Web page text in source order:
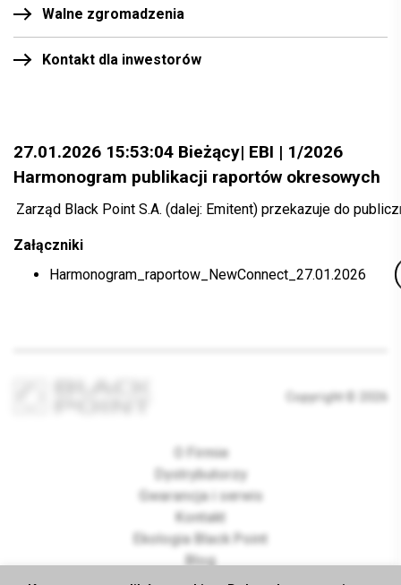
Walne zgromadzenia
Kontakt dla inwestorów
27.01.2026 15:53:04 Bieżący| EBI | 1/2026
Harmonogram publikacji raportów okresowych
Zarząd Black Point S.A. (dalej: Emitent) przekazuje do
Załączniki
Harmonogram_raportow_NewConnect_27.01.2026
Copyright © 2026
O Firmie
Dystrybutorzy
Gwarancja i serwis
Kontakt
Ekologia Black Point
Blog